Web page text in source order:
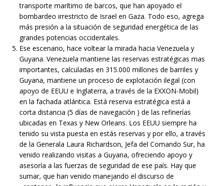
transporte marítimo de barcos, que han apoyado el
bombardeo irrestricto de Israel en Gaza. Todo eso, agrega
más presión a la situación de seguridad energética de las
grandes potencias occidentales.
Ese escenario, hace voltear la mirada hacia Venezuela y
Guyana. Venezuela mantiene las reservas estratégicas mas
importantes, calculadas en 315.000 millones de barriles y
Guyana, mantiene un proceso de explotación ilegal (con
apoyo de EEUU e Inglaterra, a través de la EXXON-Mobil)
en la fachada atlántica. Está reserva estratégica está a
corta distancia (5 días de navegación ) de las refinerías
ubicadas en Texas y New Orleans. Los EEUU siempre ha
tenido su vista puesta en estás reservas y por ello, a través
de la Generala Laura Richardson, Jefa del Comando Sur, ha
venido realizando visitas a Guyana, ofreciendo apoyo y
asesoría a las fuerzas de seguridad de ese país. Hay que
sumar, que han venido manejando el discurso de